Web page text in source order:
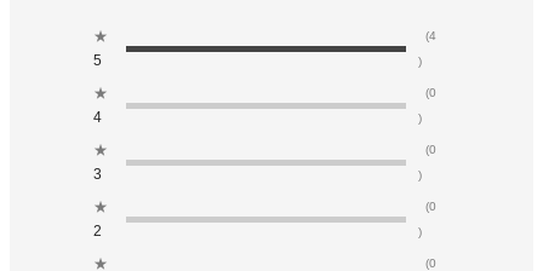
★
5
(4
)
★
4
(0
)
★
3
(0
)
★
2
(0
)
★
(0